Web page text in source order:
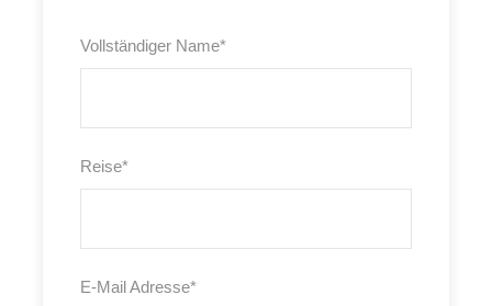
Vollständiger Name*
Reise*
E-Mail Adresse*